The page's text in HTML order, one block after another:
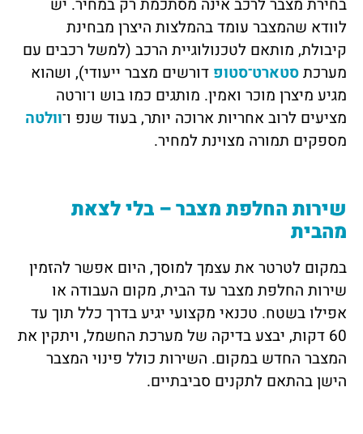
בחירת מצבר לרכב אינה מסתכמת רק במחיר. יש
לוודא שהמצבר עומד בהמלצות היצרן מבחינת
קיבולת, מותאם לטכנולוגיית הרכב (למשל רכבים עם
מערכתסטארט־סטופ דורשים מצבר ייעודי), ושהוא
מגיע מיצרן מוכר ואמין. מותגים כמו בוש ו־ורטה
מציעים לרוב אחריות ארוכה יותר, בעוד שנפ ו־וולטה
מספקים תמורה מצוינת למחיר.
שירות החלפת מצבר – בלי לצאת
מהבית
במקום לטרטר את עצמך למוסך, היום אפשר להזמין
שירות החלפת מצבר עד הבית, מקום העבודה או
אפילו בשטח. טכנאי מקצועי יגיע בדרך כלל תוך עד
60 דקות, יבצע בדיקה של מערכת החשמל, ויתקין את
המצבר החדש במקום. השירות כולל פינוי המצבר
הישן בהתאם לתקנים סביבתיים.